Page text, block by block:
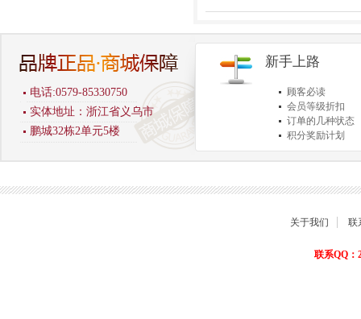
电话:0579-85330750
实体地址：浙江省义乌市
鹏城32栋2单元5楼
新手上路
顾客必读
会员等级折扣
订单的几种状态
积分奖励计划
商品退货保障
关于我们 联
联系QQ：